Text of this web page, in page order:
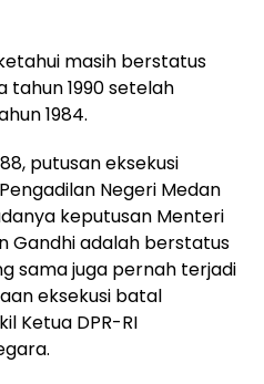
masih berstatus
tahun 1990 setelah
1984.
putusan eksekusi
Negeri Medan
keputusan Menteri
Gandhi adalah berstatus
sama juga pernah terjadi
eksekusi batal
Ketua DPR-RI